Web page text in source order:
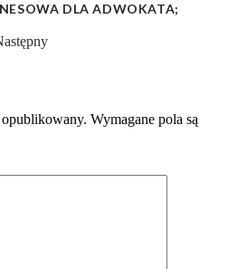
DLA ADWOKATA;
Wymagane pola są